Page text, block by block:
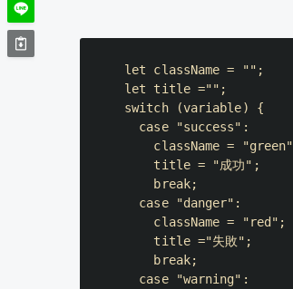
let className = "" ;
let title ="" ;
switch
(variable)
{
case
"success" :
    className
= "green"
    title
= "成功" ;
break;
case
"danger" :
    className
= "red" ;
    title
="失敗" ;
break;
case
"warning" :